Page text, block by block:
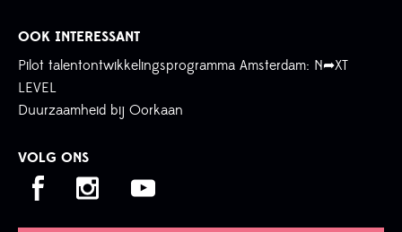
OOK INTERESSANT
Pilot talentontwikkelingsprogramma Amsterdam: N➦XT
LEVEL
Duurzaamheid bij Oorkaan
VOLG ONS